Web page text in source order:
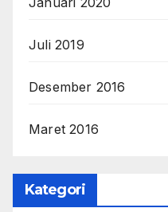
Juli 2019
Desember 2016
Maret 2016
Kategori